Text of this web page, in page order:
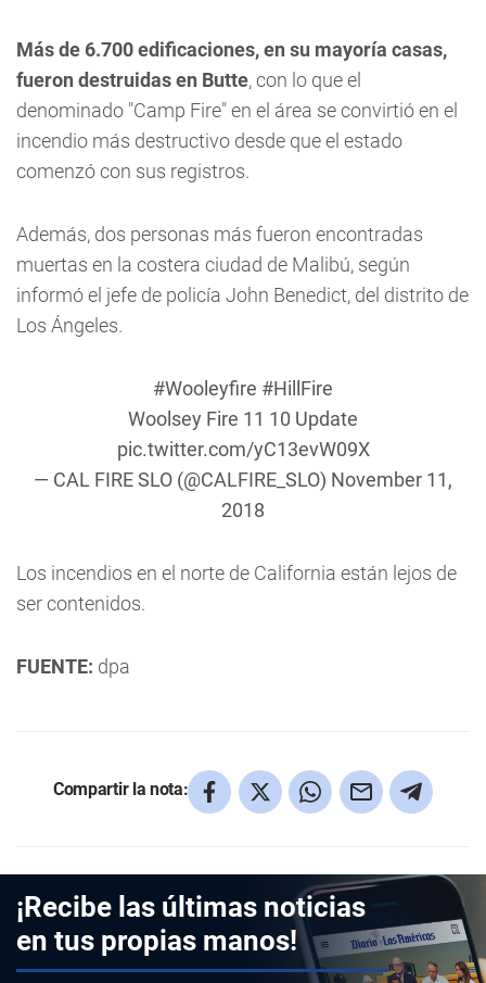
Más de 6.700 edificaciones, en su mayoría casas,
fueron destruidas en Butte, con lo que el
denominado "Camp Fire" en el área se convirtió en el
incendio más destructivo desde que el estado
comenzó con sus registros.
Además, dos personas más fueron encontradas
muertas en la costera ciudad de Malibú, según
informó el jefe de policía John Benedict, del distrito de
Los Ángeles.
#Wooleyfire #HillFire
Woolsey Fire 11 10 Update
pic.twitter.com/yC13evW09X
— CAL FIRE SLO (@CALFIRE_SLO) November 11,
2018
Los incendios en el norte de California están lejos de
ser contenidos.
FUENTE: dpa
Compartir la nota:
¡Recibe las últimas noticias
en tus propias manos!